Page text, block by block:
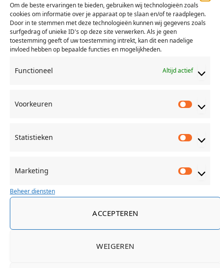
Om de beste ervaringen te bieden, gebruiken wij technologieën zoals
cookies om informatie over je apparaat op te slaan en/of te raadplegen.
Door in te stemmen met deze technologieën kunnen wij gegevens zoals
surfgedrag of unieke ID's op deze site verwerken. Als je geen
toestemming geeft of uw toestemming intrekt, kan dit een nadelige
invloed hebben op bepaalde functies en mogelijkheden.
Functioneel Altijd actief
Voorkeuren
Statistieken
Marketing
Beheer diensten
ACCEPTEREN
WEIGEREN
Categorieën
(45)
Bioscoop
(38)
Er op uit
(219)
Gastblog
(10)
Gesponsord